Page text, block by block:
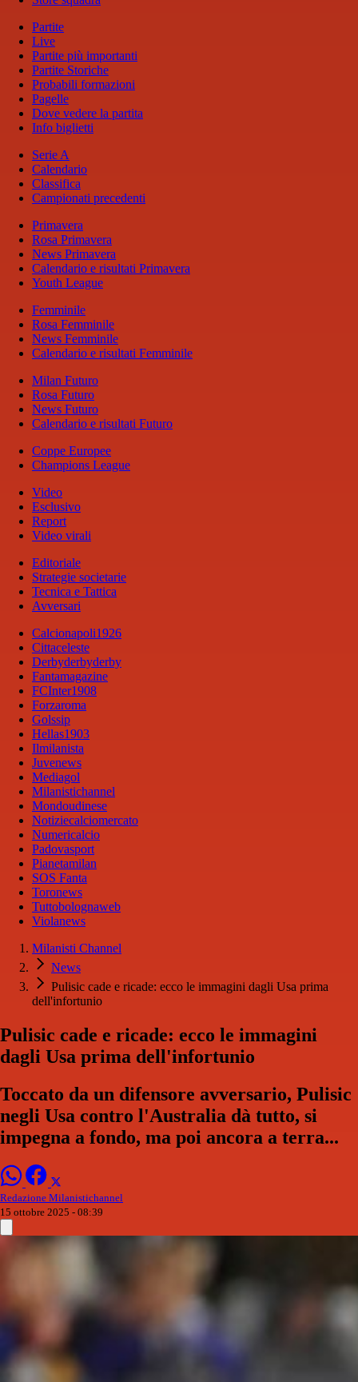
Partite
Live
Partite più importanti
Partite Storiche
Probabili formazioni
Pagelle
Dove vedere la partita
Info biglietti
Serie A
Calendario
Classifica
Campionati precedenti
Primavera
Rosa Primavera
News Primavera
Calendario e risultati Primavera
Youth League
Femminile
Rosa Femminile
News Femminile
Calendario e risultati Femminile
Milan Futuro
Rosa Futuro
News Futuro
Calendario e risultati Futuro
Coppe Europee
Champions League
Video
Esclusivo
Report
Video virali
Editoriale
Strategie societarie
Tecnica e Tattica
Avversari
Calcionapoli1926
Cittaceleste
Derbyderbyderby
Fantamagazine
FCInter1908
Forzaroma
Golssip
Hellas1903
Ilmilanista
Juvenews
Mediagol
Milanistichannel
Mondoudinese
Notiziecalciomercato
Numericalcio
Padovasport
Pianetamilan
SOS Fanta
Toronews
Tuttobolognaweb
Violanews
Milanisti Channel
News
Pulisic cade e ricade: ecco le immagini dagli Usa prima
dell'infortunio
Pulisic cade e ricade: ecco le immagini
dagli Usa prima dell'infortunio
Toccato da un difensore avversario, Pulisic
negli Usa contro l'Australia dà tutto, si
impegna a fondo, ma poi ancora a terra...
Redazione Milanistichannel
15 ottobre 2025 - 08:39